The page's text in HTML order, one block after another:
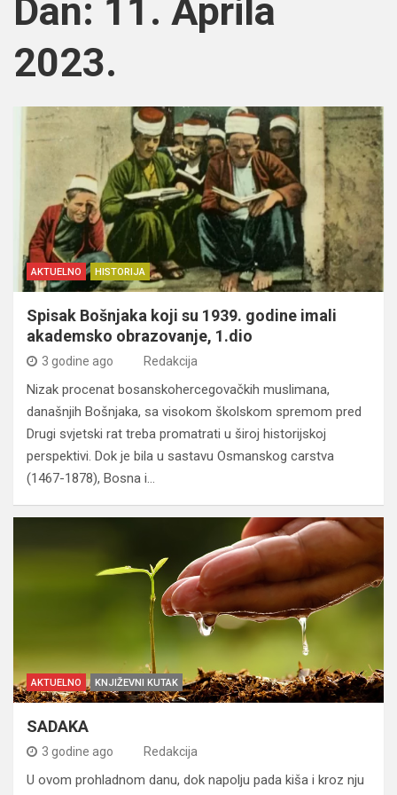
Dan: 11. Aprila
2023.
AKTUELNO HISTORIJA
Spisak Bošnjaka koji su 1939. godine imali
akademsko obrazovanje, 1.dio
3 godine ago Redakcija
Nizak procenat bosanskohercegovačkih muslimana,
današnjih Bošnjaka, sa visokom školskom spremom pred
Drugi svjetski rat treba promatrati u široj historijskoj
perspektivi. Dok je bila u sastavu Osmanskog carstva
(1467-1878), Bosna i…
AKTUELNO KNJIŽEVNI KUTAK
SADAKA
3 godine ago Redakcija
U ovom prohladnom danu, dok napolju pada kiša i kroz nju